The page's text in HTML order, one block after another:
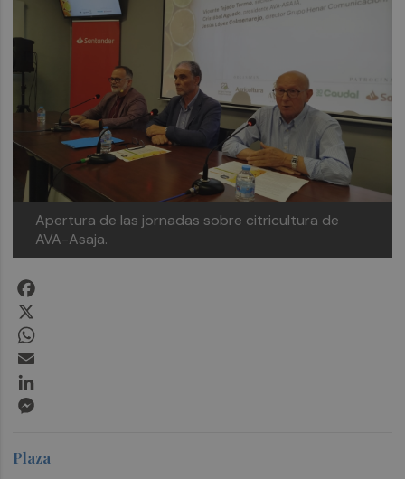
Apertura de las jornadas sobre citricultura de
AVA-Asaja.
Plaza